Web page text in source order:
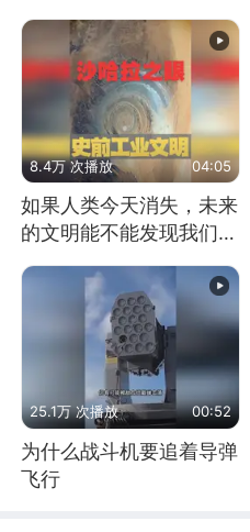
8.4万 次播放 04:05
如果人类今天消失，未来
的文明能不能发现我们存
25.1万 次播放 00:52
为什么战斗机要追着导弹
飞行